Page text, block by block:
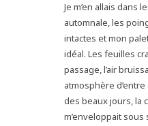
Je m’en allais dans
automnale, les
intactes et mon
idéal. Les feuilles
passage, l’air
atmosphère
des beaux jours, la
m’enveloppait sous